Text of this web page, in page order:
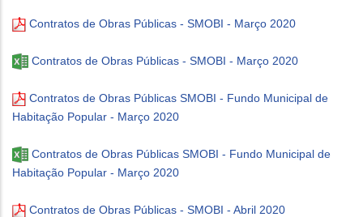
Contratos de Obras Públicas - SMOBI - Março 2020
Contratos de Obras Públicas - SMOBI - Março 2020
Contratos de Obras Públicas SMOBI - Fundo Municipal de
Habitação Popular - Março 2020
Contratos de Obras Públicas SMOBI - Fundo Municipal de
Habitação Popular - Março 2020
Contratos de Obras Públicas - SMOBI - Abril 2020